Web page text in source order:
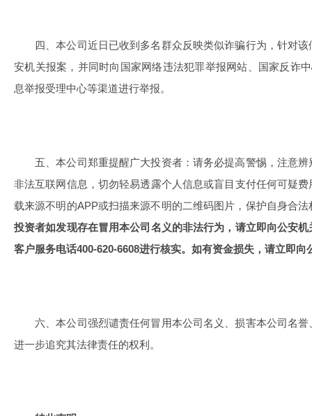
四、本公司近日已收到多名群众反映类似诈骗行为，针对
安机关报案，并同时向国家网络违法犯罪举报网站、国家反诈
息举报受理中心等渠道进行举报。
五、本公司郑重提醒广大投资者：请务必提高警惕，注意
非法互联网信息，切勿轻易透露个人信息或盲目支付任何可疑
载来源不明的APP或扫描来源不明的二维码图片，保护自身合
投资者如发现存在冒用本公司名义的非法行为，请立即向公安
客户服务电话400-620-6608进行核实。如有资金损失，请立即向
六、本公司强烈谴责任何冒用本公司名义、损害本公司名
进一步追究其法律责任的权利。